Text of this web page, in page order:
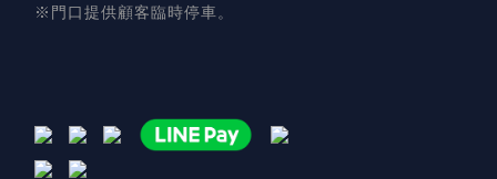
※門口提供顧客臨時停車。